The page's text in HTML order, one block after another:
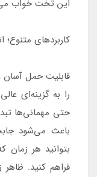
این تخت خواب
کاربردهای متنوع؛
قابلیت حمل
را به گزینه‌ای
باعث می‌شود
بتوانید هر زمان
فراهم کنید.